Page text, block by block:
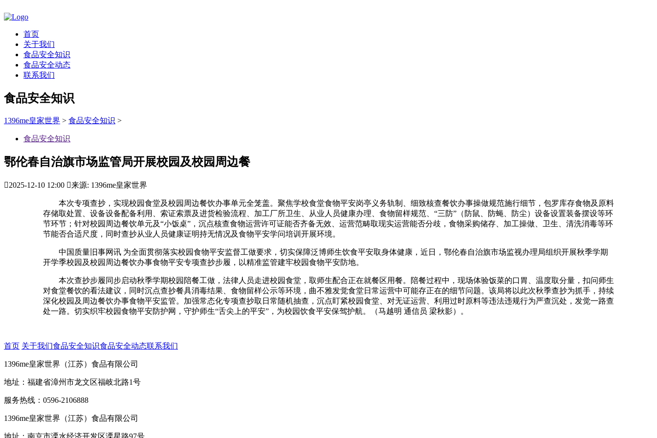
首页
关于我们
食品安全知识
食品安全动态
联系我们
食品安全知识
1396me皇家世界 > 食品安全知识 >
食品安全知识
鄂伦春自治旗市场监管局开展校园及校园周边餐
2025-12-10 12:00 来源: 1396me皇家世界
本次专项查抄，实现校园食堂及校园周边餐饮办事单元全笼盖。聚焦学校食堂食物平安岗亭义务轨制、细致核查餐饮办事操做规范施行细节，包罗库存食物及原料
存储取处置、设备设备配备利用、索证索票及进货检验流程、加工厂所卫生、从业人员健康办理、食物留样规范、“三防”（防鼠、防蝇、防尘）设备设置装备摆设等环
节环节；针对校园周边餐饮单元及“小饭桌”，沉点核查食物运营许可证能否齐备无效、运营范畴取现实运营能否分歧，食物采购储存、加工操做、卫生、清洗消毒等环
节能否合适尺度，同时查抄从业人员健康证明持无情况及食物平安学问培训开展环境。
中国质量旧事网讯 为全面贯彻落实校园食物平安监督工做要求，切实保障泛博师生饮食平安取身体健康，近日，鄂伦春自治旗市场监视办理局组织开展秋季学期
开学季校园及校园周边餐饮办事食物平安专项查抄步履，以精准监管建牢校园食物平安防地。
本次查抄步履同步启动秋季学期校园陪餐工做，法律人员走进校园食堂，取师生配合正在就餐区用餐。陪餐过程中，现场体验饭菜的口胃、温度取分量，扣问师生
对食堂餐饮的看法建议，同时沉点查抄餐具消毒结果、食物留样公示等环境，曲不雅发觉食堂日常运营中可能存正在的细节问题。该局将以此次秋季查抄为抓手，持续
深化校园及周边餐饮办事食物平安监管。加强常态化专项查抄取日常随机抽查，沉点盯紧校园食堂、对无证运营、利用过时原料等违法违规行为严查沉处，发觉一路查
处一路。切实织牢校园食物平安防护网，守护师生“舌尖上的平安”，为校园饮食平安保驾护航。（马越明 通信员 梁秋影）。
首页 关于我们食品安全知识食品安全动态联系我们
1396me皇家世界（江苏）食品有限公司
地址：福建省漳州市龙文区福岐北路1号
服务热线：0596-2106888
1396me皇家世界（江苏）食品有限公司
地址：南京市溧水经济开发区溧星路97号